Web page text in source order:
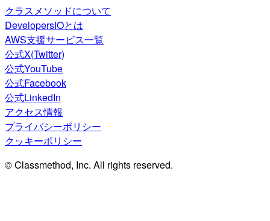
クラスメソッドについて
DevelopersIOとは
AWS支援サービス一覧
公式X(Twitter)
公式YouTube
公式Facebook
公式LinkedIn
アクセス情報
プライバシーポリシー
クッキーポリシー
© Classmethod, Inc. All rights reserved.